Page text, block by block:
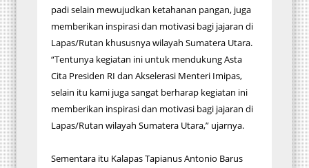
padi selain mewujudkan ketahanan pangan, juga
memberikan inspirasi dan motivasi bagi jajaran di
Lapas/Rutan khususnya wilayah Sumatera Utara.
“Tentunya kegiatan ini untuk mendukung Asta
Cita Presiden RI dan Akselerasi Menteri Imipas,
selain itu kami juga sangat berharap kegiatan ini
memberikan inspirasi dan motivasi bagi jajaran di
Lapas/Rutan wilayah Sumatera Utara,” ujarnya.
Sementara itu Kalapas Tapianus Antonio Barus